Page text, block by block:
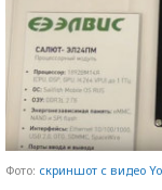
Фото: скриншот с видео